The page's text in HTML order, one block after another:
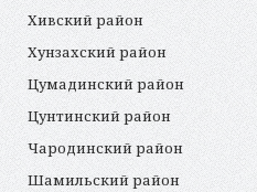
Хивский район
Хунзахский район
Цумадинский район
Цунтинский район
Чародинский район
Шамильский район